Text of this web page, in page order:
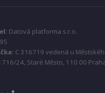
Datová platforma s.r.o.
C 316719 vedená u
716/24, Staré Město, 110 00